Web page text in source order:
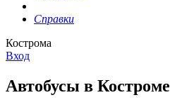
Справки
Кострома
Вход
Автобусы в Костроме